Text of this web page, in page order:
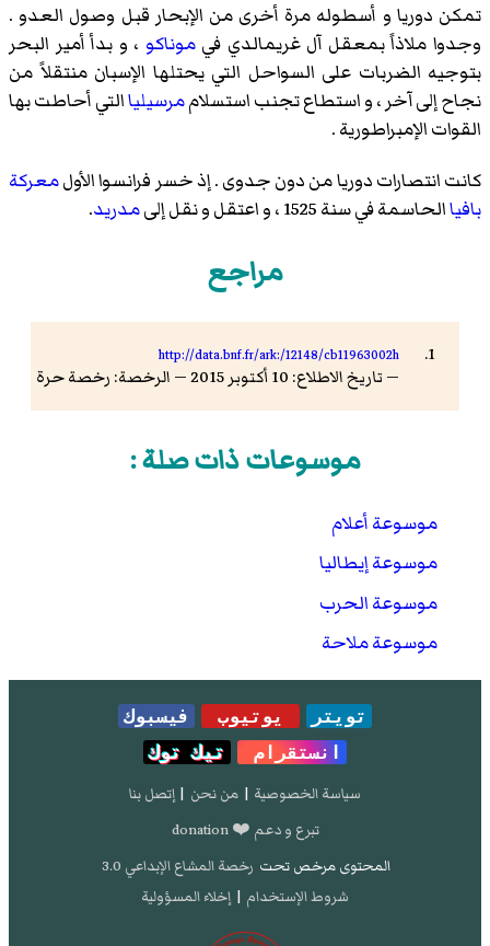
تمكن دوريا و أسطوله مرة أخرى من الإبحار قبل وصول العدو .
وجدوا ملاذاً بمعقل آلغريمالدي فيموناكو ، و بدأ أمير البحر
بتوجيه الضربات على السواحل التي يحتلها الإسبان منتقلاً من
نجاح إلى آخر ، و استطاع تجنب استسلاممرسيلياالتي أحاطت بها
القوات الإمبراطورية .
كانت انتصارات دوريا من دون جدوى . إذ خسر فرانسوا الأولمعركة
بافياالحاسمة في سنة 1525 ، و اعتقل و نقل إلى مدريد.
مراجع
http://data.bnf.fr/ark:/12148/cb11963002h
— تاريخ الاطلاع: 10 أكتوبر 2015 — الرخصة: رخصة حرة
موسوعات ذات صلة :
موسوعة أعلام
موسوعة إيطاليا
موسوعة الحرب
موسوعة ملاحة
تويتر يوتيوب
فيسبوك
انستقرام
تيك توك
سياسة الخصوصية | من نحن | إتصل بنا
تبرع و دعم ❤️ donation
المحتوى مرخص تحت رخصة المشاع الإبداعي 3.0
شروط الإستخدام | إخلاء المسؤولية